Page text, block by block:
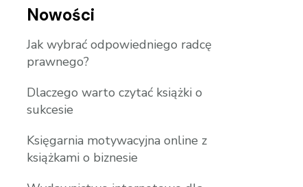
Nowości
Jak wybrać odpowiedniego radcę
prawnego?
Dlaczego warto czytać książki o
sukcesie
Księgarnia motywacyjna online z
książkami o biznesie